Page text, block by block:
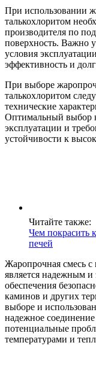
При использовании
талькохлоритом
производителя по
поверхность. Важно
условия
эффективность и
При выборе
талькохлоритом
технические
Оптимальный выбор
эксплуатации и
устойчивости к
Читайте также:
Чем покрасить
печей
Жаропрочная смесь с
является надежным
обеспечения
каминов и других
выборе и
надежное
потенциальные
температурами и